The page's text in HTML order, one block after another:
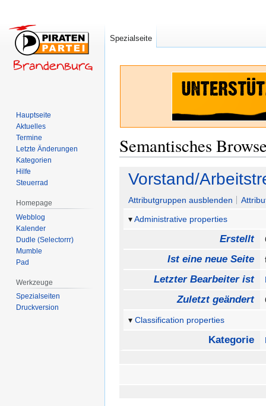
Semantisches
Zur
Navigation
springen
Zur
Suche
springen
Vorstand/
Attributgruppen ausblenden
Administrative properties
Erstellt
Ist eine neue Seite
Letzter Bearbeiter ist
Zuletzt geändert
Classification properties
Kategorie
Spezialseite
Hauptseite
Aktuelles
Termine
Letzte Änderungen
Kategorien
Hilfe
Steuerrad
Homepage
Webblog
Kalender
Dudle (Selectorrr)
Mumble
Pad
Werkzeuge
Spezialseiten
Druckversion